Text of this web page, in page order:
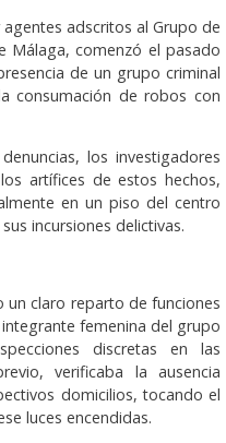
adscritos al Grupo de
Málaga, comenzó el pasado
de un grupo criminal
consumación de robos con
los investigadores
artífices de estos hechos,
en un piso del centro
incursiones delictivas.
un claro reparto de funciones
femenina del grupo
discretas en las
verificaba la ausencia
domicilios, tocando el
luces encendidas.